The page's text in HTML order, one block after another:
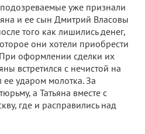
уже признали
и ее сын Дмитрий Власовы
того как лишились денег,
они хотели приобрести
оформлении сделки их
встретился с нечистой на
ударом молотка. За
а Татьяна вместе с
где и расправились над